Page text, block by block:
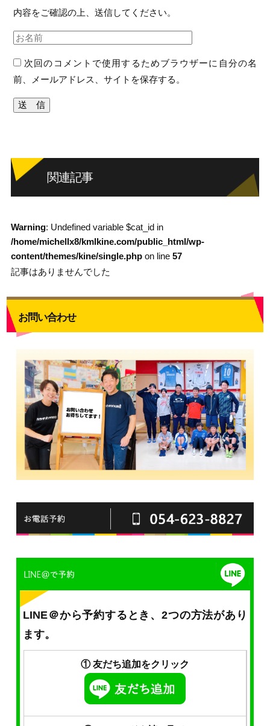
内容をご確認の上、送信してください。
次回のコメントで使用するためブラウザーに自分の名
前、メールアドレス、サイトを保存する。
関連記事
Warning: Undefined variable $cat_id in
/home/michellx8/kmlkine.com/public_html/wp-
content/themes/kine/single.phpon line 57
記事はありませんでした
お問い合わせ
LINE＠から予約するとき、2つの方法があり
ます。
① 友だち追加をクリック